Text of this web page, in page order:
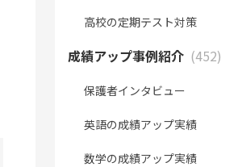
高校の定期テスト対策
成績アップ事例紹介 (452)
保護者インタビュー
英語の成績アップ実績
数学の成績アップ実績